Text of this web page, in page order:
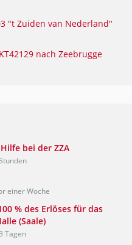
"t Zuiden van Nederland"
nach Zeebrugge
bei der ZZA
einer Woche
% des Erlöses für das
(Saale)
Tagen